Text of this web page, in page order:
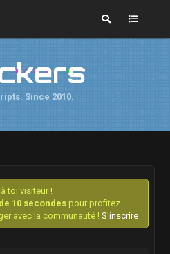
Since 2010.
toi visiteur !
10 secondespour profitez
avec la communauté ! S'inscrire